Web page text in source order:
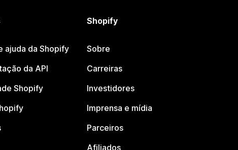
ajuda da Shopify
da API
Shopify
Shopify
Sobre
Carreiras
Investidores
Imprensa e mídia
Parceiros
Afiliados